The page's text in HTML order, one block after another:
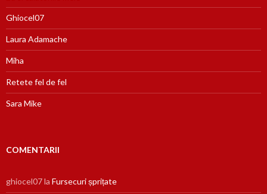
Ghiocel07
Laura Adamache
Miha
Retete fel de fel
Sara Mike
COMENTARII
ghiocel07la Fursecuri șprițate